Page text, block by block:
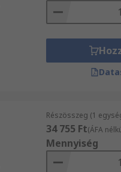
Részösszeg (1
34 755 Ft(ÁFA
Mennyiség